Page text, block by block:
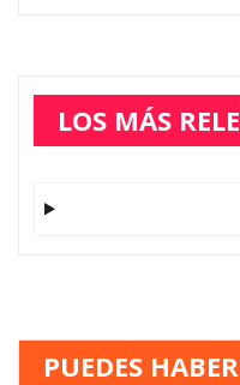
LOS MÁS
PUEDES